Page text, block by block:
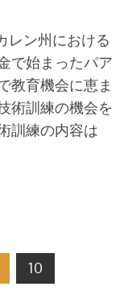
レン州における
で始まったパア
教育機会に恵ま
術訓練の機会を
訓練の内容は
10